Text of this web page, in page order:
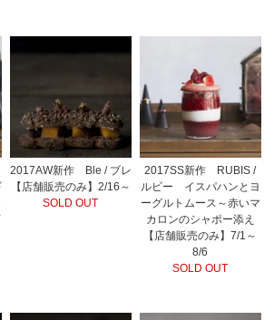
2017AW新作 Ble / ブレ
【店舗販売のみ】2/16～
SOLD OUT
2017SS新作 RUBIS /
ルビー イスパハンとヨ
ーグルトムース～赤いマ
カロンのシャポー添え
【店舗販売のみ】7/1～
8/6
SOLD OUT